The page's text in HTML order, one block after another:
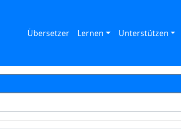
Übersetzer Lernen Unterstützen